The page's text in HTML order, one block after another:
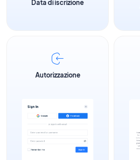
Data di iscrizione
Autorizzazione